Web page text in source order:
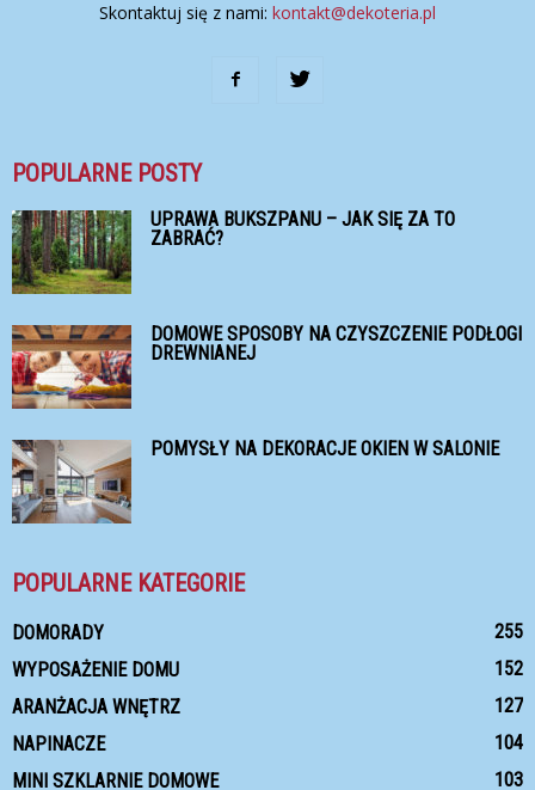
Skontaktuj się z nami: kontakt@dekoteria.pl
POPULARNE POSTY
UPRAWA BUKSZPANU – JAK SIĘ ZA TO
ZABRAĆ?
DOMOWE SPOSOBY NA CZYSZCZENIE PODŁOGI
DREWNIANEJ
POMYSŁY NA DEKORACJE OKIEN W SALONIE
POPULARNE KATEGORIE
DOMORADY
255
WYPOSAŻENIE DOMU
152
ARANŻACJA WNĘTRZ
127
NAPINACZE
104
MINI SZKLARNIE DOMOWE
103